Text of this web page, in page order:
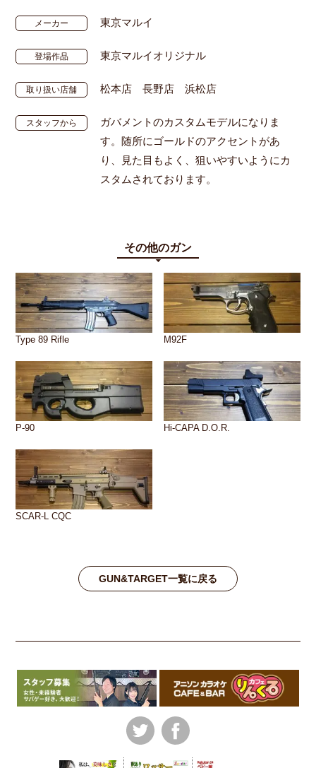
メーカー 東京マルイ
登場作品 東京マルイオリジナル
取り扱い店舗 松本店 長野店 浜松店
スタッフから
ガバメントのカスタムモデルになりま
す。随所にゴールドのアクセントがあ
り、見た目もよく、狙いやすいようにカ
スタムされております。
その他のガン
Type 89 Rifle M92F
P-90 Hi-CAPA D.O.R.
SCAR-L CQC
GUN&TARGET一覧に戻る